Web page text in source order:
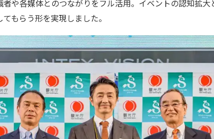
や各媒体とのつながりをフル活用。イベントの認知拡
もらう形を実現しました。